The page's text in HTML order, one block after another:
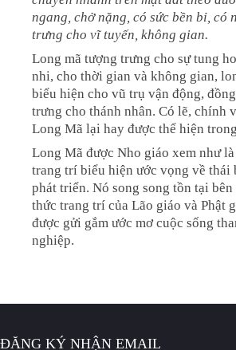
ngang, chở nặng, có sức bền bỉ, có
trưng cho vĩ tuyến, không gian.
Long mã tượng trưng cho sự tung
nhi, cho thời gian và không gian,
biểu hiện cho vũ trụ vận động,
trưng cho thánh nhân. Có lẽ, chính
Long Mã lại hay được thể hiện
Long Mã được Nho giáo xem như
trang trí biểu hiện ước vọng về thái
phát triển. Nó song song tồn tại
thức trang trí của Lão giáo và Phật
được gửi gắm ước mơ cuộc sống
nghiệp.
ĐĂNG KÝ NHẬN EMAIL